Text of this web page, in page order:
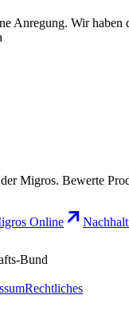
Anregung. Wir haben
Migros. Bewerte
Online
Bund
Rechtliches